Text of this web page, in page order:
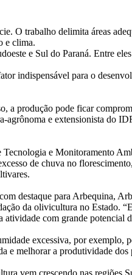
O trabalho delimita áreas
e clima.
e Sul do Paraná. Entre
indispensável para o
a produção pode ficar
agrônoma e extensionista do
Tecnologia e Monitoramento
de chuva no
destaque para Arbequina,
da olivicultura no Estado.
com grande potencial
excessiva, por exemplo,
e melhorar a produtividade dos
vem crescendo nas regiões